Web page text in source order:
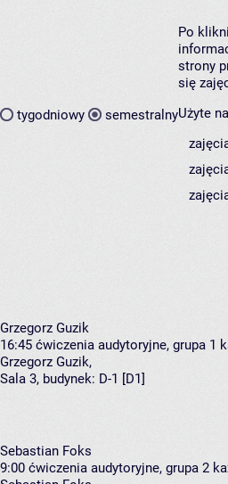
tygodniowy semestralny
Po
strony
się
Użyte
Grzegorz Guzik
16:45 ćwiczenia audytoryjne, grupa 1
Grzegorz Guzik,
Sala 3, budynek: D-1 [D1]
Sebastian Foks
9:00 ćwiczenia audytoryjne, grupa 2